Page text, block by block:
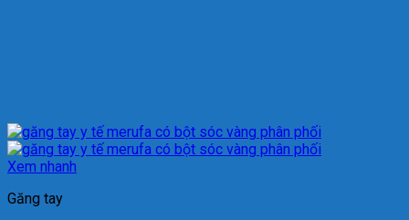
Xem nhanh
Găng tay